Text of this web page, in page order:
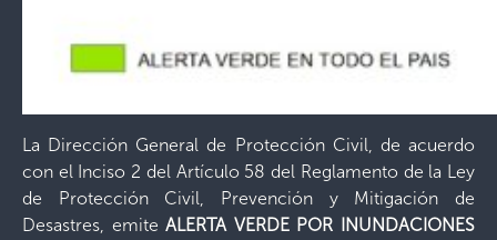
La Dirección General de Protección Civil, de acuerdo
con el Inciso 2 del Artículo 58 del Reglamento de la Ley
de Protección Civil, Prevención y Mitigación de
Desastres, emiteALERTA VERDE POR INUNDACIONES